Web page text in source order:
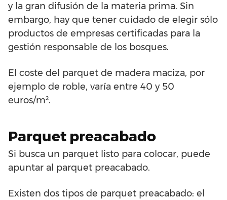
y la gran difusión de la materia prima. Sin
embargo, hay que tener cuidado de elegir sólo
productos de empresas certificadas para la
gestión responsable de los bosques.
El coste del parquet de madera maciza, por
ejemplo de roble, varía entre 40 y 50
euros/m².
Parquet preacabado
Si busca un parquet listo para colocar, puede
apuntar al parquet preacabado.
Existen dos tipos de parquet preacabado: el